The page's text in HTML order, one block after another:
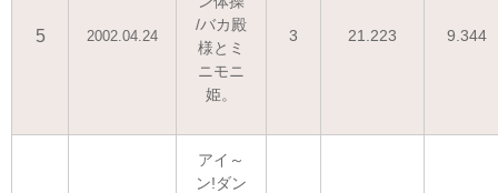
5 2002.04.24
/バカ殿
様とミ
ニモニ
姫。
3 21.223 9.344
アイ～
ン!ダン